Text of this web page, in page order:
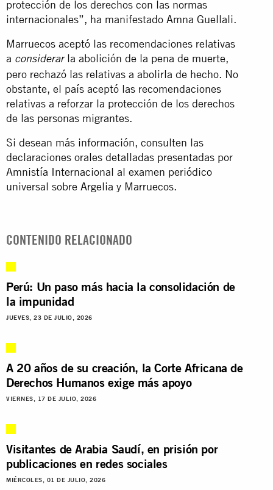
protección de los derechos con las normas
internacionales”, ha manifestado Amna Guellali.
Marruecos aceptó las recomendaciones relativas
a considerarla abolición de la pena de muerte,
pero rechazó las relativas a abolirla de hecho. No
obstante, el país aceptó las recomendaciones
relativas a reforzar la protección de los derechos
de las personas migrantes.
Si desean más información, consulten las
declaraciones orales detalladas presentadas por
Amnistía Internacional al examen periódico
universal sobre Argelia y Marruecos.
CONTENIDO RELACIONADO
Perú: Un paso más hacia la consolidación de
la impunidad
JUEVES, 23 DE JULIO, 2026
A 20 años de su creación, la Corte Africana de
Derechos Humanos exige más apoyo
VIERNES, 17 DE JULIO, 2026
Visitantes de Arabia Saudí, en prisión por
publicaciones en redes sociales
MIÉRCOLES, 01 DE JULIO, 2026